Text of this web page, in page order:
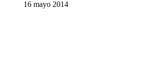
16 mayo 2014